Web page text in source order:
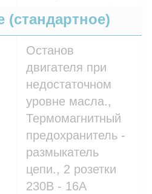
(стандартное)
Останов
двигателя при
недостаточном
уровне масла.,
Термомагнитный
предохранитель -
размыкатель
цепи., 2 розетки
230В - 16A